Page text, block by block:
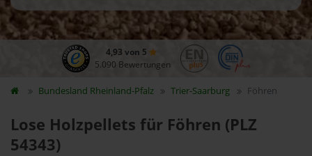
4,93 von 5
5.090 Bewertungen
Bundesland Rheinland-Pfalz Trier-Saarburg Föhren
Lose Holzpellets für Föhren (PLZ
54343)